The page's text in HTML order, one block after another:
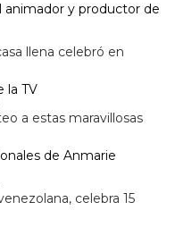
animador y productor de
llena celebró en
la TV
a estas maravillosas
de Anmarie
celebra 15